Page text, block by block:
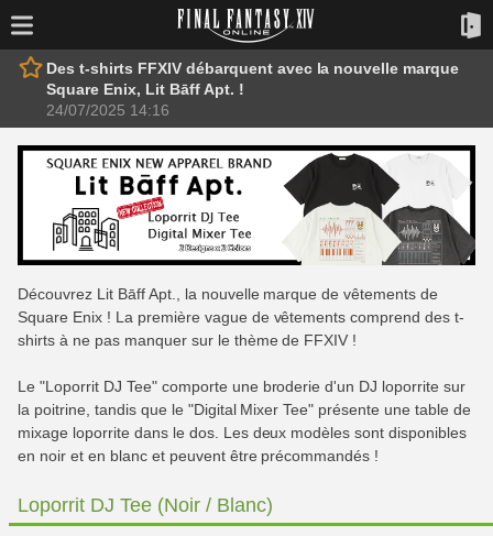
Des t-shirts FFXIV débarquent avec la nouvelle marque
Square Enix, Lit Bāff Apt. !
24/07/2025 14:16
Découvrez Lit Bāff Apt., la nouvelle marque de vêtements de
Square Enix ! La première vague de vêtements comprend des t-
shirts à ne pas manquer sur le thème de FFXIV !
Le "Loporrit DJ Tee" comporte une broderie d'un DJ loporrite sur
la poitrine, tandis que le "Digital Mixer Tee" présente une table de
mixage loporrite dans le dos. Les deux modèles sont disponibles
en noir et en blanc et peuvent être précommandés !
Loporrit DJ Tee (Noir / Blanc)